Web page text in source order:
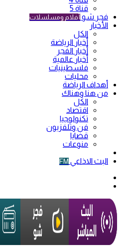
قناة 5
فجر شو أفلام ومسلسلات
الأخبار
الكل
أخبار الرياضة
أخبار الفجر
أخبار عالمية
فلسطينيات
محليات
أهداف الرياضة
من هنا وهناك
الكل
اقتصاد
تكنولوجيا
فن وتلفزيون
قضايا
منوعات
البث الاذاعي FM